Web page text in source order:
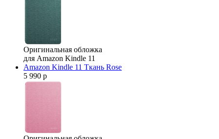
Оригинальная обложка
для Amazon Kindle 11
Amazon Kindle 11 Ткань Rose
5 990 р